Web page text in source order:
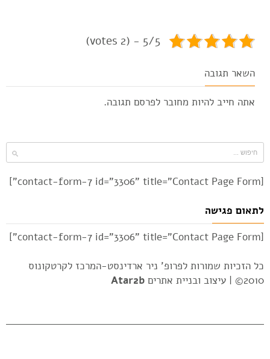
5/5 - (2 votes)
השאר תגובה
אתה חייב להיות מחובר לפרסם תגובה.
[contact-form-7 id="3306" title="Contact Page Form"]
לתאום פגישה
[contact-form-7 id="3306" title="Contact Page Form"]
כל הזכיות שמורות לפרופ' ניר ארדינסט-המרכז לקרטקונוס
2010© |
עיצוב ובניית אתרים Atar2b